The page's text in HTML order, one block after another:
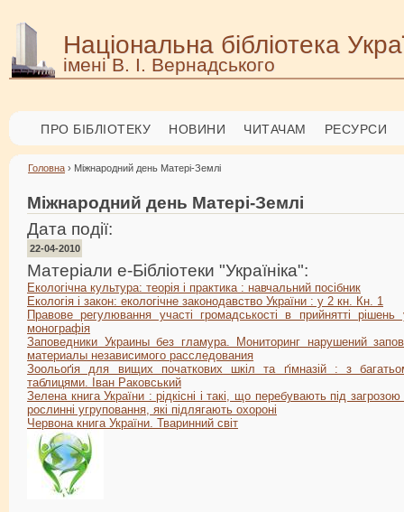
Національна бібліотека
імені В. І. Вернадського
ПРО БІБЛІОТЕКУ НОВИНИ ЧИТАЧАМ РЕСУРСИ
Головна › Міжнародний день Матері-Землі
Міжнародний день Матері-Землі
Дата події:
22-04-2010
Матеріали е-Бібліотеки "Україніка":
Екологічна культура: теорія і практика : навчальний посібник
Екологія і закон: екологічне законодавство України : у 2 кн. Кн. 1
Правове регулювання участі громадськості в прийнятті
монографія
Заповедники Украины без гламура. Мониторинг нарушений
материалы независимого расследования
Зоольоґія для вищих початкових шкіл та ґімназій : з
таблицями. Іван Раковський
Зелена книга України : рідкісні і такі, що перебувають під
рослинні угруповання, які підлягають охороні
Червона книга України. Тваринний світ